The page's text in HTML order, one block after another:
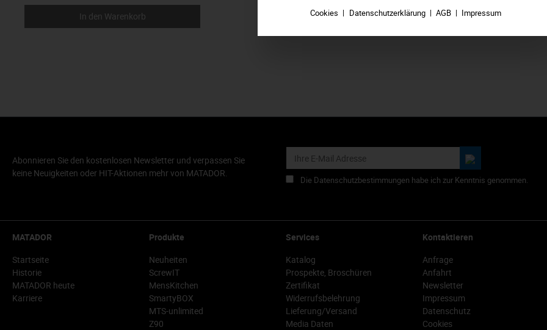
In den Warenkorb In den Warenkorb
Abonnieren Sie den kostenlosen Newsletter und verpassen Sie
keine Neuigkeiten oder HIT-Aktionen mehr von MATADOR.
Die Datenschutzbestimmungen habe ich zur Kenntnis genommen.
MATADOR
Startseite
Historie
MATADOR heute
Karriere
Produkte
Neuheiten
ScrewIT
MensKitchen
SmartyBOX
MTS-unlimited
Z90
Services
Katalog
Prospekte, Broschüren
Zertifikat
Widerrufsbelehrung
Lieferung/Versand
Media Daten
Kontaktieren
Anfrage
Anfahrt
Newsletter
Impressum
Datenschutz
Cookies
Cookies Datenschutzerklärung AGB Impressum